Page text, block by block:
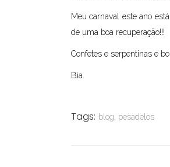
Meu carnaval este ano
de uma boa recuperação!!!
Confetes e serpentinas e
Bia.
Tags: blog, pesadelos